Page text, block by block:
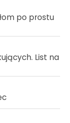
po prostu
List na